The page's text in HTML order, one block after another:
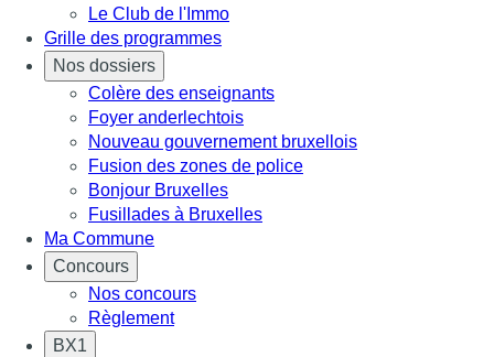
Le Club de l'Immo
Grille des programmes
Nos dossiers
Colère des enseignants
Foyer anderlechtois
Nouveau gouvernement bruxellois
Fusion des zones de police
Bonjour Bruxelles
Fusillades à Bruxelles
Ma Commune
Concours
Nos concours
Règlement
BX1